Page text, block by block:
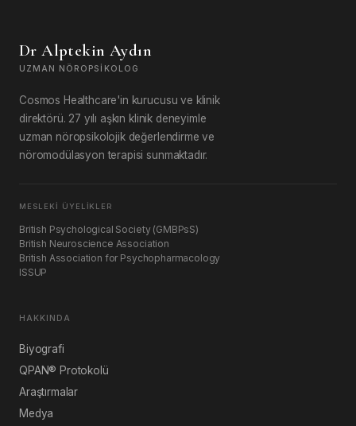
Dr Alptekin Aydın
UZMAN NÖROPSIKOLOG
Cosmos Healthcare'in kurucusu ve klinik
direktörü. 27 yılı aşkın klinik deneyimle
uzman nöropsikolojik değerlendirme ve
nöromodülasyon terapisi sunmaktadır.
MESLEKI ÜYELIKLER
British Psychological Society (GMBPsS)
British Neuroscience Association
British Association for Psychopharmacology
ISSUP
HAKKINDA
Biyografi
QPAN® Protokolü
Araştırmalar
Medya